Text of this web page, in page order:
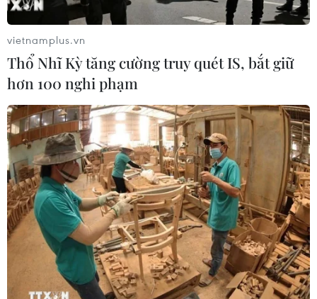
thương mại điện tử và các ứng dụng số tại các
địa bàn, lĩnh vực trọng điểm đến hết năm 2020.
Trước diễn biến mới của dịch COVID-19, Tổng
cục trưởng Tổng cục Quản lý thị trường Trần
Hữu Linh đã chỉ đạo toàn lực lượng đề cao tinh
thần chống dịch và coi đây là nhiệm vụ chính trị
quan trọng.
“Mỗi đồng chí là một chiến sỹ chống dịch,
nhưng không được lơ là nhiệm vụ kiểm tra,
kiểm soát thị trường. Đặc biệt đối với các địa
bàn nóng và các mặt hàng trọng điểm, cụ thể
như thiết bị y tế: khẩu trang, găng tay y tế, nước
sát khuẩn bởi với diễn biến dịch thì hình thức
kinh doanh trên mạng xã hội sẽ rất phức tạp,”
vietnamplus.vn
Thổ Nhĩ Kỳ tăng cường truy quét IS, bắt giữ
hơn 100 nghi phạm